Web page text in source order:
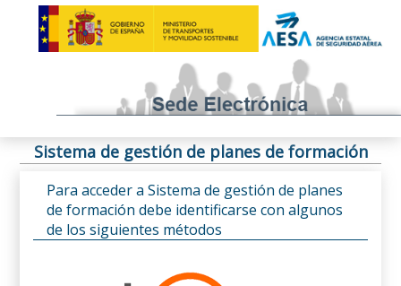
Sistema de gestión de planes de formación
Para acceder a Sistema de gestión de planes
de formación debe identificarse con algunos
de los siguientes métodos